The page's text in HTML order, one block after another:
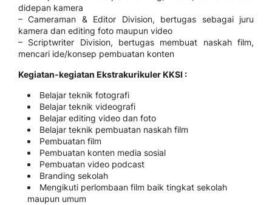
didepan kamera
– Cameraman & Editor Division, bertugas sebagai juru
kamera dan editing foto maupun video
– Scriptwriter Division, bertugas membuat naskah film,
mencari ide/konsep pembuatan konten
Kegiatan-kegiatan Ekstrakurikuler KKSI :
Belajar teknik fotografi
Belajar teknik videografi
Belajar editing video dan foto
Belajar teknik pembuatan naskah film
Pembuatan film
Pembuatan konten media sosial
Pembuatan video podcast
Branding sekolah
Mengikuti perlombaan film baik tingkat sekolah
maupun umum